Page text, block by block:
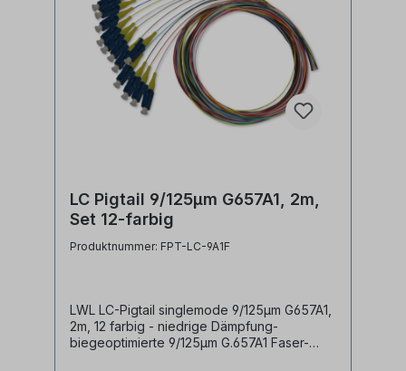
LC Pigtail 9/125µm G657A1, 2m,
Set 12-farbig
Produktnummer: FPT-LC-9A1F
LWL LC-Pigtail singlemode 9/125µm G657A1,
2m, 12 farbig - niedrige Dämpfung-
biegeoptimierte 9/125µm G.657A1 Faser-